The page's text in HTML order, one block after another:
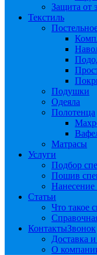
Защита от
Текстиль
Подушки
Одеяла
Полотенца
Матрасы
Услуги
Подбор
Пошив
Нанесение
Статьи
Что такое
КонтактыЗвонок
Доставка
О